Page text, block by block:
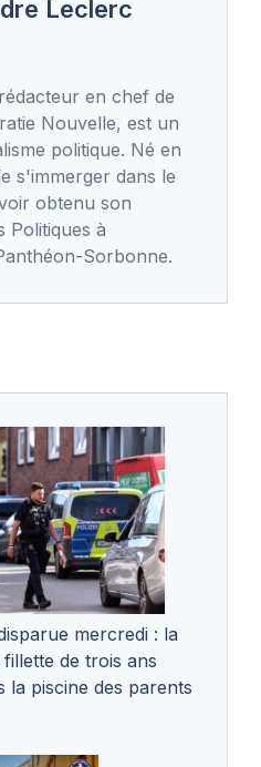
Leclerc
en chef de
Nouvelle, est un
politique. Né en
s'immerger dans le
obtenu son
Politiques à
Sorbonne.
mercredi : la
de trois ans
la piscine des parents